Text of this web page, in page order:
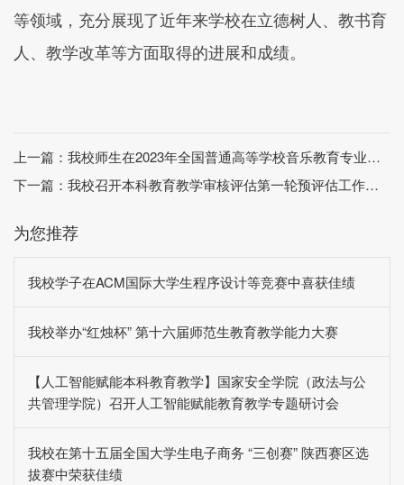
等领域，充分展现了近年来学校在立德树人、教书育
人、教学改革等方面取得的进展和成绩。
上一篇： 我校师生在2023年全国普通高等学校音乐教育专业、美术教育专业本科学生和教师基本功展示中取得佳绩
下一篇： 我校召开本科教育教学审核评估第一轮预评估工作部署会
为您推荐
我校学子在ACM国际大学生程序设计等竞赛中喜获佳绩
我校举办“红烛杯” 第十六届师范生教育教学能力大赛
【人工智能赋能本科教育教学】国家安全学院（政法与公
共管理学院）召开人工智能赋能教育教学专题研讨会
我校在第十五届全国大学生电子商务 “三创赛” 陕西赛区选
拔赛中荣获佳绩